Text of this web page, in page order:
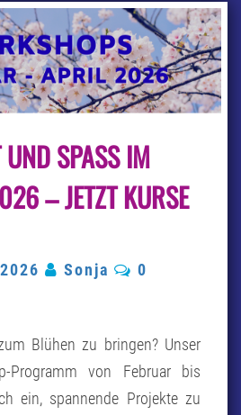
UND
SPASS I
RÜHLING 2
URSE E
SPASS IM F
– JETZT KURSE E
Sonja Kommentare
0
Blühen zu bringen? Unser
Programm von Februar bis
ein, spannende Projekte zu